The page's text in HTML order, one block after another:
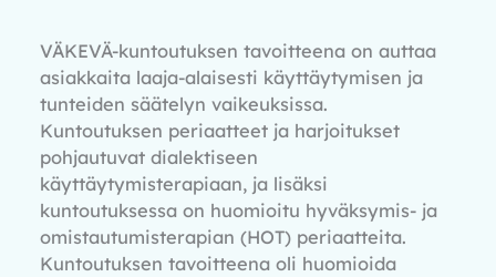
VÄKEVÄ-kuntoutuksen tavoitteena on auttaa
asiakkaita laaja-alaisesti käyttäytymisen ja
tunteiden säätelyn vaikeuksissa.
Kuntoutuksen periaatteet ja harjoitukset
pohjautuvat dialektiseen
käyttäytymisterapiaan, ja lisäksi
kuntoutuksessa on huomioitu hyväksymis- ja
omistautumisterapian (HOT) periaatteita.
Kuntoutuksen tavoitteena oli huomioida